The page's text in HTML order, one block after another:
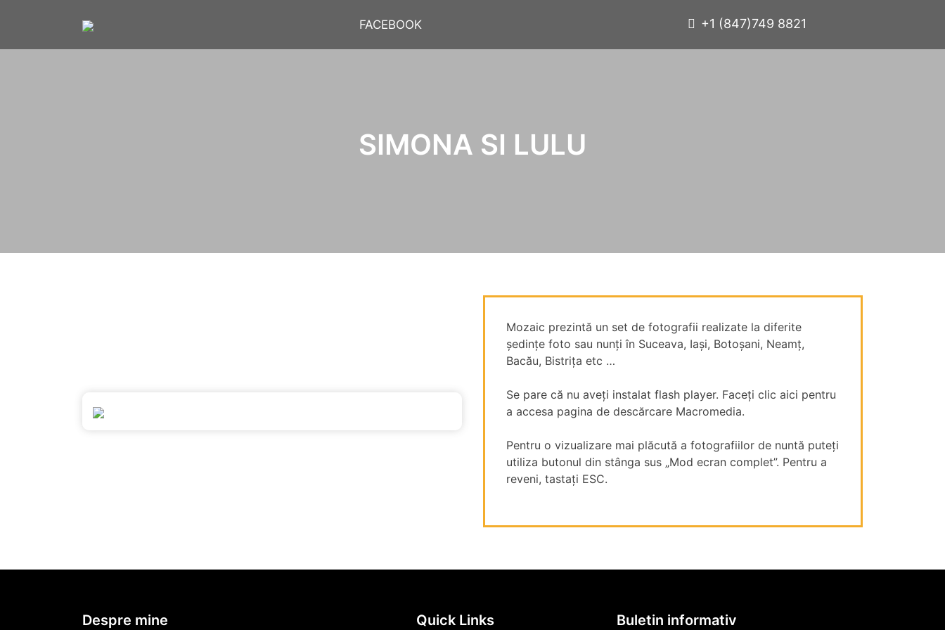
FACEBOOK +1 (847)749 8821
SIMONA SI LULU
Mozaic prezintă un set de fotografii realizate la diferite
ședințe foto sau nunți în Suceava, Iași, Botoșani, Neamț,
Bacău, Bistrița etc …
Se pare că nu aveți instalat flash player. Faceți clic aici pentru
a accesa pagina de descărcare Macromedia.
Pentru o vizualizare mai plăcută a fotografiilor de nuntă puteți
utiliza butonul din stânga sus „Mod ecran complet”. Pentru a
reveni, tastați ESC.
Despre mine Quick Links Buletin informativ